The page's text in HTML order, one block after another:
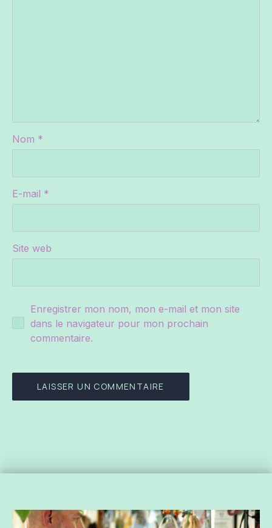
Nom *
E-mail *
Site web
Enregistrer mon nom, mon e-mail et mon site
dans le navigateur pour mon prochain
commentaire.
PREVIOUS